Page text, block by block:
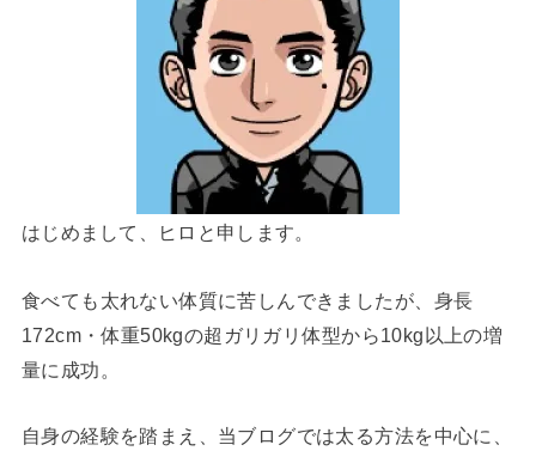
はじめまして、ヒロと申します。
食べても太れない体質に苦しんできましたが、身長
172cm・体重50kgの超ガリガリ体型から10kg以上の増
量に成功。
自身の経験を踏まえ、当ブログでは太る方法を中心に、